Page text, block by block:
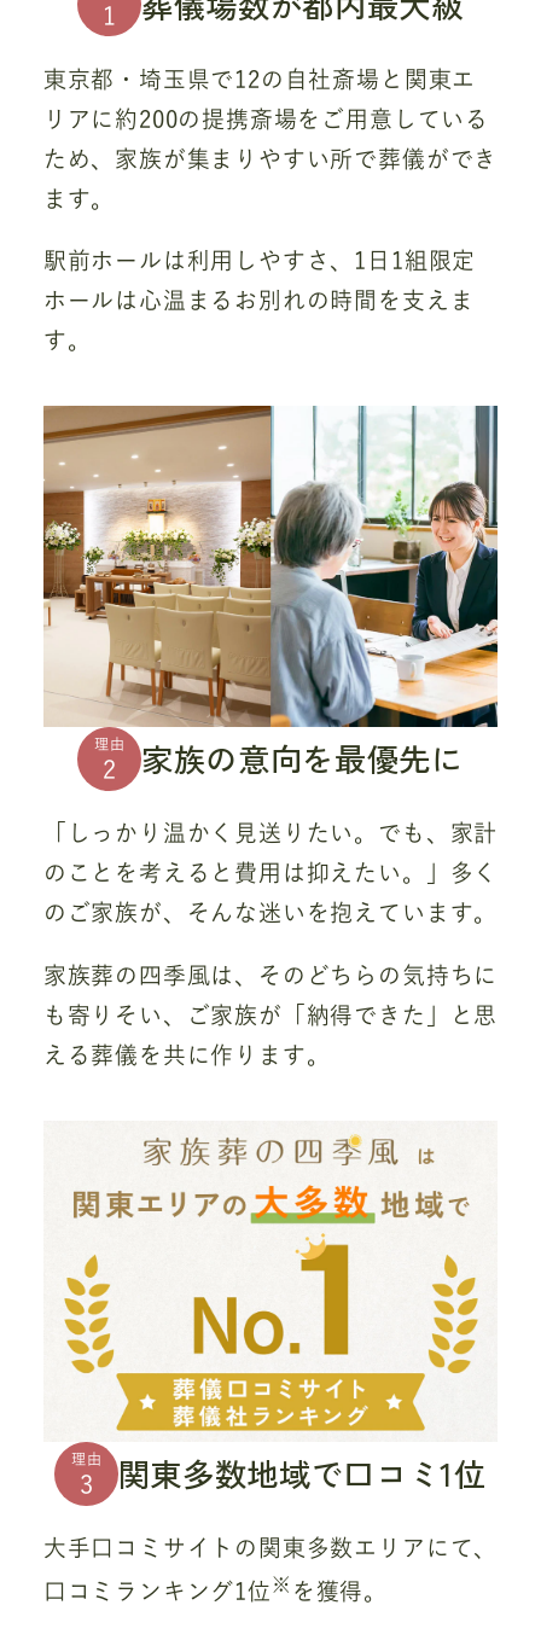
1
東京都・埼玉県で12の自社斎場と関東エ
リアに約200の提携斎場をご用意している
ため、家族が集まりやすい所で葬儀ができ
ます。
駅前ホールは利用しやすさ、1日1組限定
ホールは心温まるお別れの時間を支えま
す。
理由
2 家族の意向を最優先に
「しっかり温かく見送りたい。でも、家計
のことを考えると費用は抑えたい。」多く
のご家族が、そんな迷いを抱えています。
家族葬の四季風は、そのどちらの気持ちに
も寄りそい、ご家族が「納得できた」と思
える葬儀を共に作ります。
理由
3 関東多数地域で口コミ1位
大手口コミサイトの関東多数エリアにて、
口コミランキング1位 ※ を獲得。